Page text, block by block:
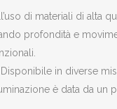
di materiali di alta
profondità e
in diverse
è data da